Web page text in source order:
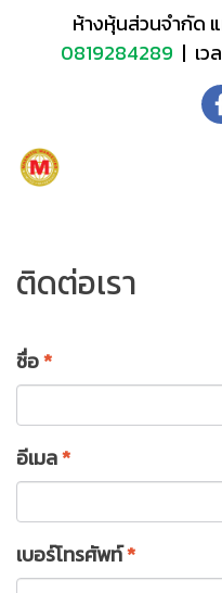
ห้างหุ้นส่วนจำกัด
0819284289 | เว
ติดต่อเรา
ชื่อ*
อีเมล*
เบอร์โทรศัพท์*